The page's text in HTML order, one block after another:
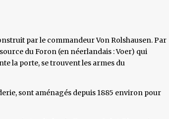
par le commandeur Von Rolshausen. Par
du Foron (en néerlandais : Voer) qui
la porte, se trouvent les armes du
sont aménagés depuis 1885 environ pour